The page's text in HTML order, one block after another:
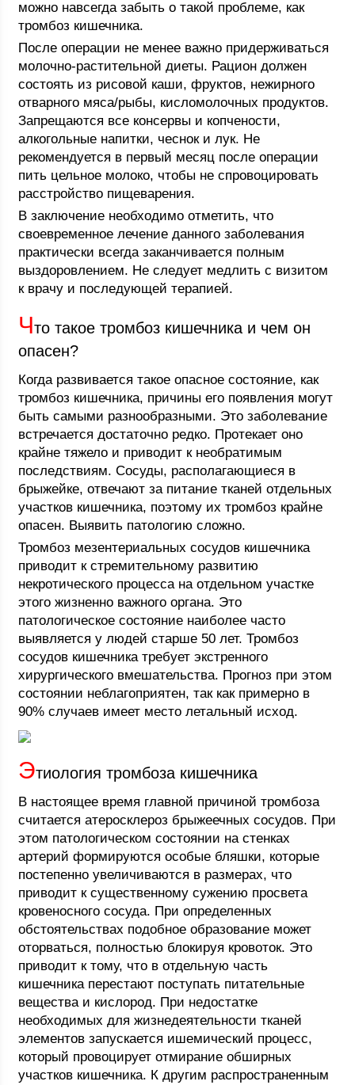
можно навсегда забыть о такой проблеме, как
тромбоз кишечника.
После операции не менее важно придерживаться
молочно-растительной диеты. Рацион должен
состоять из рисовой каши, фруктов, нежирного
отварного мяса/рыбы, кисломолочных продуктов.
Запрещаются все консервы и копчености,
алкогольные напитки, чеснок и лук. Не
рекомендуется в первый месяц после операции
пить цельное молоко, чтобы не спровоцировать
расстройство пищеварения.
В заключение необходимо отметить, что
своевременное лечение данного заболевания
практически всегда заканчивается полным
выздоровлением. Не следует медлить с визитом
к врачу и последующей терапией.
Что такое тромбоз кишечника и чем он
опасен?
Когда развивается такое опасное состояние, как
тромбоз кишечника, причины его появления могут
быть самыми разнообразными. Это заболевание
встречается достаточно редко. Протекает оно
крайне тяжело и приводит к необратимым
последствиям. Сосуды, располагающиеся в
брыжейке, отвечают за питание тканей отдельных
участков кишечника, поэтому их тромбоз крайне
опасен. Выявить патологию сложно.
Тромбоз мезентериальных сосудов кишечника
приводит к стремительному развитию
некротического процесса на отдельном участке
этого жизненно важного органа. Это
патологическое состояние наиболее часто
выявляется у людей старше 50 лет. Тромбоз
сосудов кишечника требует экстренного
хирургического вмешательства. Прогноз при этом
состоянии неблагоприятен, так как примерно в
90% случаев имеет место летальный исход.
Этиология тромбоза кишечника
В настоящее время главной причиной тромбоза
считается атеросклероз брыжеечных сосудов. При
этом патологическом состоянии на стенках
артерий формируются особые бляшки, которые
постепенно увеличиваются в размерах, что
приводит к существенному сужению просвета
кровеносного сосуда. При определенных
обстоятельствах подобное образование может
оторваться, полностью блокируя кровоток. Это
приводит к тому, что в отдельную часть
кишечника перестают поступать питательные
вещества и кислород. При недостатке
необходимых для жизнедеятельности тканей
элементов запускается ишемический процесс,
который провоцирует отмирание обширных
участков кишечника. К другим распространенным